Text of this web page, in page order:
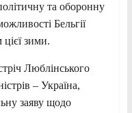
та оборонну
Бельгії
зими.
Люблінського
– Україна,
заяву щодо